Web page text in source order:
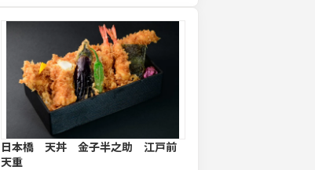
日本橋 天丼 金子半之助 江戸前
天重